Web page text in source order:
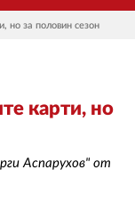
но за половин сезон
карти, но
Аспарухов" от